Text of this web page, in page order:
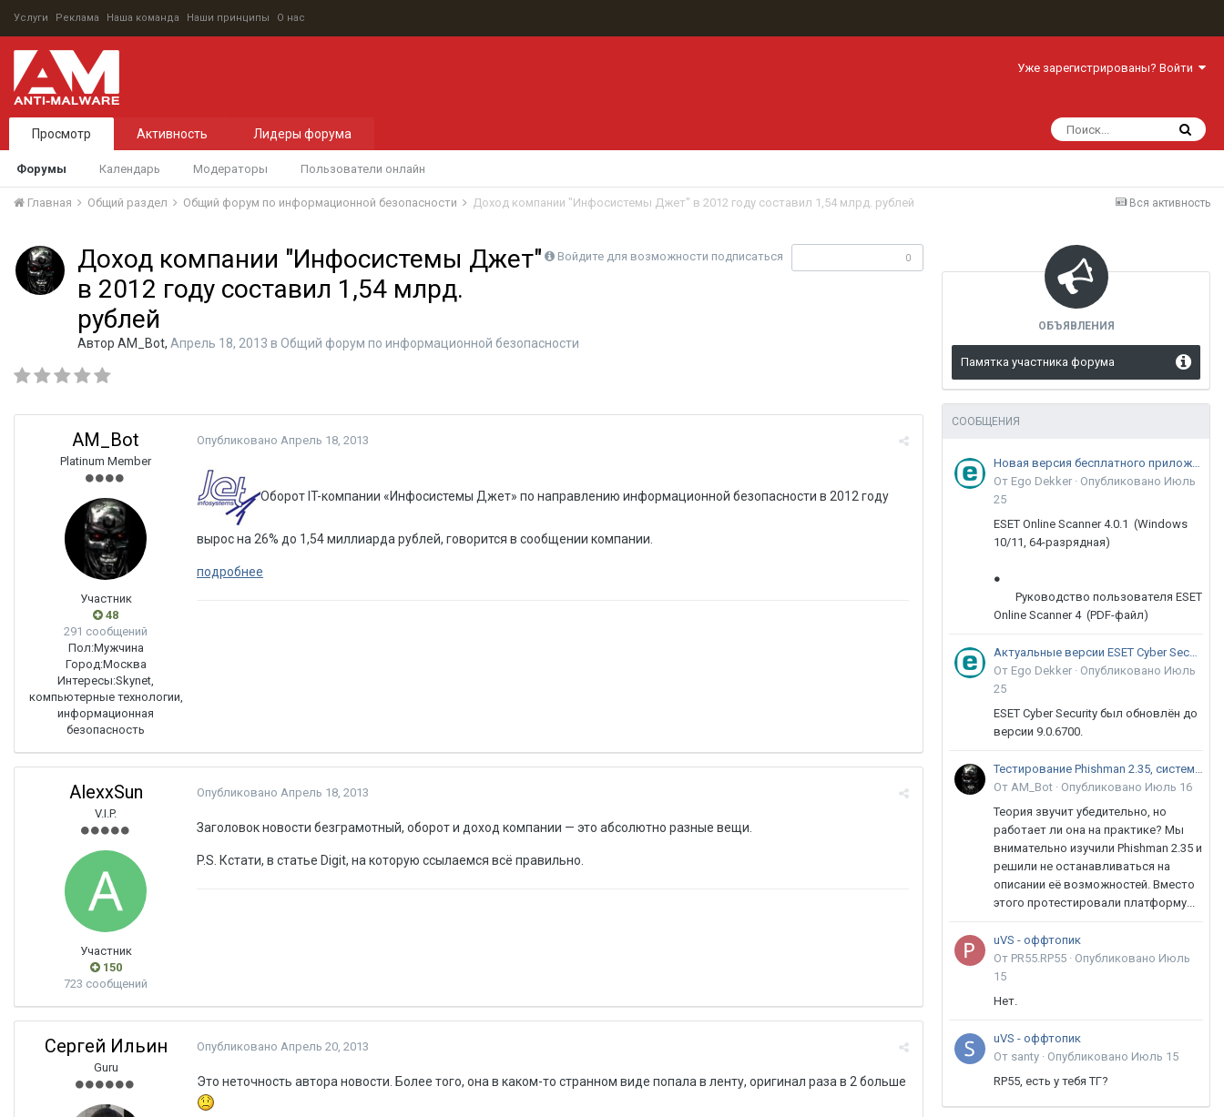
Услуги Реклама Наша команда Наши принципы О нас
Уже зарегистрированы? Войти
Просмотр
Форумы Календарь Модераторы Пользователи онлайн
Активность Лидеры форума
Вся активность
Главная Общий раздел Общий форум по информационной безопасности Доход компании "Инфосистемы Джет" в 2012 году составил 1,54 млрд. рублей
Войдите для возможности подписаться 0
Доход компании "Инфосистемы Джет"
в 2012 году составил 1,54 млрд.
рублей
Автор AM_Bot, Апрель 18, 2013 в Общий форум по информационной безопасности
AM_Bot
Platinum Member
Участник
48
291 сообщений
Пол:Мужчина
Город:Москва
Интересы:Skynet,
компьютерные технологии,
информационная
безопасность
Опубликовано Апрель 18, 2013
Оборот IT-компании «Инфосистемы Джет» по направлению информационной безопасности в 2012 году
вырос на 26% до 1,54 миллиарда рублей, говорится в сообщении компании.
подробнее
AlexxSun
V.I.P.
Участник
150
723 сообщений
Опубликовано Апрель 18, 2013
Заголовок новости безграмотный, оборот и доход компании — это абсолютно разные вещи.
P.S. Кстати, в статье Digit, на которую ссылаемся всё правильно.
Сергей Ильин
Guru
Опубликовано Апрель 20, 2013
Это неточность автора новости. Более того, она в каком-то странном виде попала в ленту, оригинал раза в 2 больше
ОБЪЯВЛЕНИЯ
Памятка участника форума
СООБЩЕНИЯ
Новая версия бесплатного приложения ESET Online Scanner доступна пользователям
От Ego Dekker · Опубликовано Июль
25
ESET Online Scanner 4.0.1 (Windows
10/11, 64-разрядная)
●
Руководство пользователя ESET
Online Scanner 4 (PDF-файл)
Актуальные версии ESET Cyber Security 9
От Ego Dekker · Опубликовано Июль
25
ESET Cyber Security был обновлён до
версии 9.0.6700.
Тестирование Phishman 2.35, системы повышения осведомлённости пользователей в сфере ИБ
От AM_Bot · Опубликовано Июль 16
Теория звучит убедительно, но
работает ли она на практике? Мы
внимательно изучили Phishman 2.35 и
решили не останавливаться на
описании её возможностей. Вместо
этого протестировали платформу...
uVS - оффтопик
От PR55.RP55 · Опубликовано Июль
15
Нет.
uVS - оффтопик
От santy · Опубликовано Июль 15
RP55, есть у тебя ТГ?